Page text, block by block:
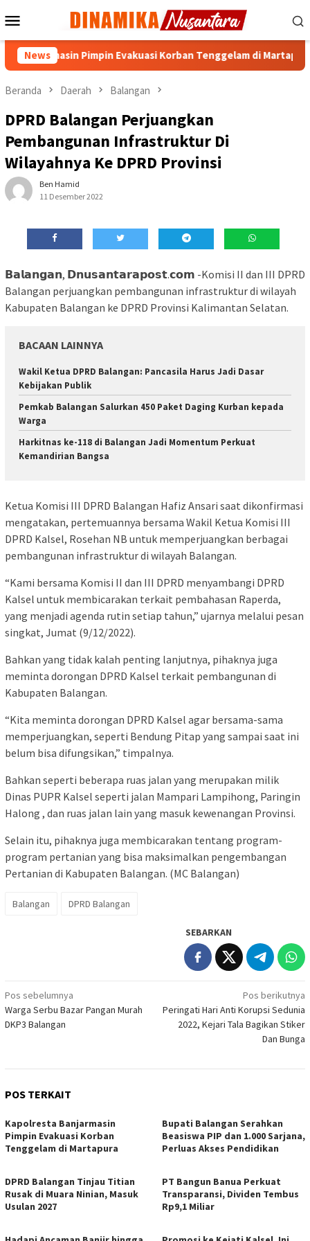
ke
Mobile
NewsPimpin Evakuasi Korban Tenggelam di Martapura
Beranda Daerah Balangan
DPRD Balangan Perjuangkan
Pembangunan Infrastruktur Di
Wilayahnya Ke DPRD Provinsi
Ben Hamid
11 Desember 2022
𝗕𝗮𝗹𝗮𝗻𝗴𝗮𝗻, 𝗗𝗻𝘂𝘀𝗮𝗻𝘁𝗮𝗿𝗮𝗽𝗼𝘀𝘁.𝗰𝗼𝗺 -Komisi II dan III DPRD
Balangan perjuangkan pembangunan infrastruktur di wilayah
Kabupaten Balangan ke DPRD Provinsi Kalimantan Selatan.
BACAAN LAINNYA
Wakil Ketua DPRD Balangan: Pancasila Harus Jadi Dasar
Kebijakan Publik
Pemkab Balangan Salurkan 450 Paket Daging Kurban kepada
Warga
Harkitnas ke-118 di Balangan Jadi Momentum Perkuat
Kemandirian Bangsa
Ketua Komisi III DPRD Balangan Hafiz Ansari saat dikonfirmasi
mengatakan, pertemuannya bersama Wakil Ketua Komisi III
DPRD Kalsel, Rosehan NB untuk memperjuangkan berbagai
pembangunan infrastruktur di wilayah Balangan.
“Kami bersama Komisi II dan III DPRD menyambangi DPRD
Kalsel untuk membicarakan terkait pembahasan Raperda,
yang menjadi agenda rutin setiap tahun,” ujarnya melalui pesan
singkat, Jumat (9/12/2022).
Bahkan yang tidak kalah penting lanjutnya, pihaknya juga
meminta dorongan DPRD Kalsel terkait pembangunan di
Kabupaten Balangan.
“Kita meminta dorongan DPRD Kalsel agar bersama-sama
memperjuangkan, seperti Bendung Pitap yang sampai saat ini
belum bisa difungsikan,” timpalnya.
Bahkan seperti beberapa ruas jalan yang merupakan milik
Dinas PUPR Kalsel seperti jalan Mampari Lampihong, Paringin
Halong , dan ruas jalan lain yang masuk kewenangan Provinsi.
Selain itu, pihaknya juga membicarakan tentang program-
program pertanian yang bisa maksimalkan pengembangan
Pertanian di Kabupaten Balangan. (MC Balangan)
Balangan DPRD Balangan
SEBARKAN
Navigasi
pos
Pos sebelumnya
Warga Serbu Bazar Pangan Murah
DKP3 Balangan
Pos berikutnya
Peringati Hari Anti Korupsi Sedunia
2022, Kejari Tala Bagikan Stiker
Dan Bunga
POS TERKAIT
Kapolresta Banjarmasin
Pimpin Evakuasi Korban
Tenggelam di Martapura
Bupati Balangan Serahkan
Beasiswa PIP dan 1.000 Sarjana,
Perluas Akses Pendidikan
DPRD Balangan Tinjau Titian
Rusak di Muara Ninian, Masuk
Usulan 2027
PT Bangun Banua Perkuat
Transparansi, Dividen Tembus
Rp9,1 Miliar